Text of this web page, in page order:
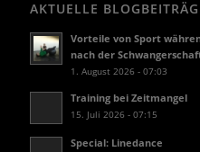
AKTUELLE
Vorteile von Sport
nach der
1. August 2026 - 07:03
Training bei Zeitmangel
15. Juli 2026 - 07:15
Special: Linedance